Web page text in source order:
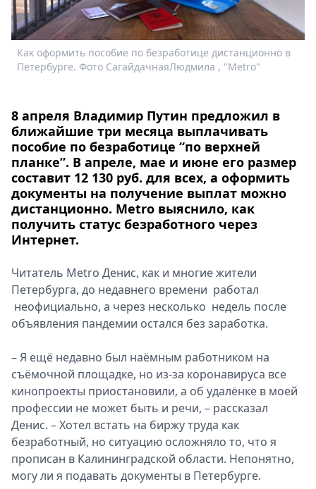
Звезды
Выборы
2026
Скачай
Как оформить пособие по безработице дистанционно в
Петербурге. Фото СагайдачнаяЛюдмила , "Metro"
8 апреля Владимир Путин предложил в
ближайшие три месяца выплачивать
пособие по безработице “по верхней
планке”. В апреле, мае и июне его размер
составит 12 130 руб. для всех, а оформить
документы на получение выплат можно
дистанционно. Metro выяснило, как
получить статус безработного через
Интернет.
Читатель Metro Денис, как и многие жители
Петербурга, до недавнего времени работал
неофициально, а через несколько недель после
объявления пандемии остался без заработка.
– Я ещё недавно был наёмным работником на
съёмочной площадке, но из-за коронавируса все
кинопроекты приостановили, а об удалёнке в моей
профессии не может быть и речи, – рассказал
Денис. – Хотел встать на биржу труда как
безработный, но ситуацию осложняло то, что я
прописан в Калининградской области. Непонятно,
могу ли я подавать документы в Петербурге.